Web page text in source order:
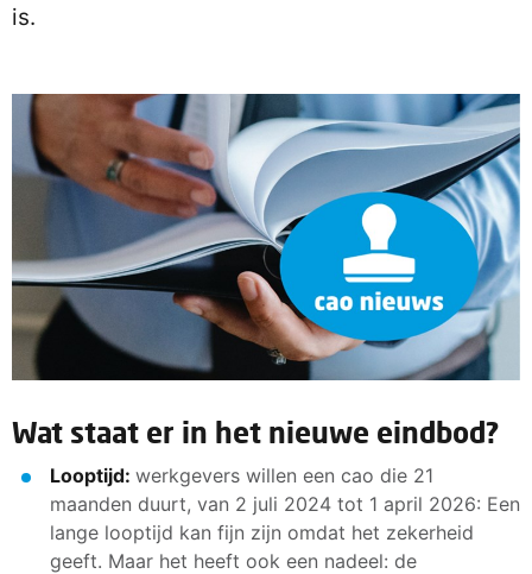
is.
Wat staat er in het nieuwe eindbod?
Looptijd: werkgevers willen een cao die 21
maanden duurt, van 2 juli 2024 tot 1 april 2026: Een
lange looptijd kan fijn zijn omdat het zekerheid
geeft. Maar het heeft ook een nadeel: de